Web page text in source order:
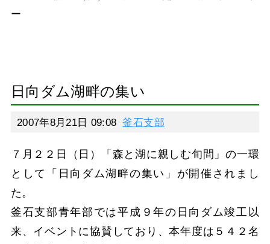
ー
日向ダム湖畔の集い
2007年8月21日 09:08 釜石支部
７月２２日（日）「森と湖に親しむ旬間」の一環
として「日向ダム湖畔の集い」が開催されまし
た。
釜石支部青年部では平成９年の日向ダム竣工以
来、イベントに協賛しており、本年度は５４２名